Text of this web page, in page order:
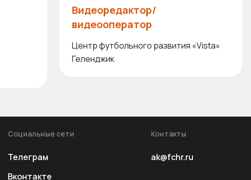
Видеоредактор/
видеооператор
Центр футбольного развития «Vista»
Геленджик
Социальные сети
Телеграм
Вконтакте
Контакты
ak@fchr.ru